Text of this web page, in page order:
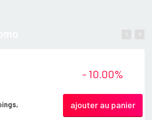
- 10.00%
ajouter au panier